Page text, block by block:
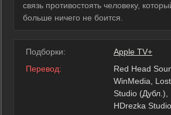
связь противостоять человеку,
больше ничего не боится.
Подборки:
Apple TV+
Перевод:
Red Head
WinMedia,
Studio (Дубл.),
HDrezka